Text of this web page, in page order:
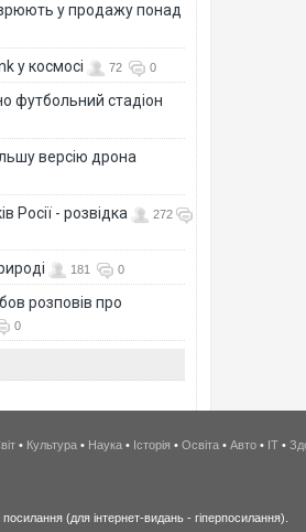
у продажу понад
у космосі 72 0
футбольний стадіон
версію дрона
Росії - розвідка
272
181 0
розповів про
0
• Культура • Наука • Історія • Освіта • Авто • IT •
(для інтернет-видань - гіперпосилання).